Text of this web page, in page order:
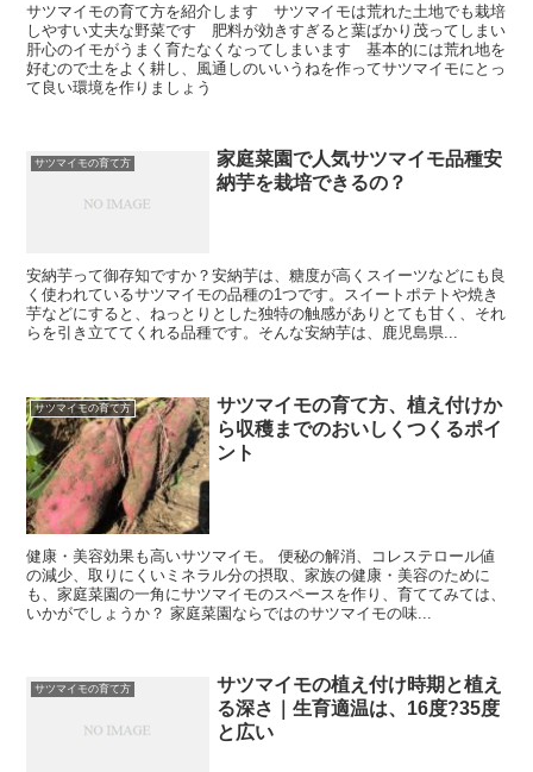
サツマイモの育て方を紹介します サツマイモは荒れた土地でも栽培
しやすい丈夫な野菜です 肥料が効きすぎると葉ばかり茂ってしまい
肝心のイモがうまく育たなくなってしまいます 基本的には荒れ地を
好むので土をよく耕し、風通しのいいうねを作ってサツマイモにとっ
て良い環境を作りましょう
サツマイモの育て方
家庭菜園で人気サツマイモ品種安
納芋を栽培できるの？
安納芋って御存知ですか？安納芋は、糖度が高くスイーツなどにも良
く使われているサツマイモの品種の1つです。スイートポテトや焼き
芋などにすると、ねっとりとした独特の触感がありとても甘く、それ
らを引き立ててくれる品種です。そんな安納芋は、鹿児島県...
サツマイモの育て方
サツマイモの育て方、植え付けか
ら収穫までのおいしくつくるポイ
ント
健康・美容効果も高いサツマイモ。 便秘の解消、コレステロール値
の減少、取りにくいミネラル分の摂取、家族の健康・美容のために
も、家庭菜園の一角にサツマイモのスペースを作り、育ててみては、
いかがでしょうか？ 家庭菜園ならではのサツマイモの味...
サツマイモの育て方
サツマイモの植え付け時期と植え
る深さ｜生育適温は、16度?35度
と広い